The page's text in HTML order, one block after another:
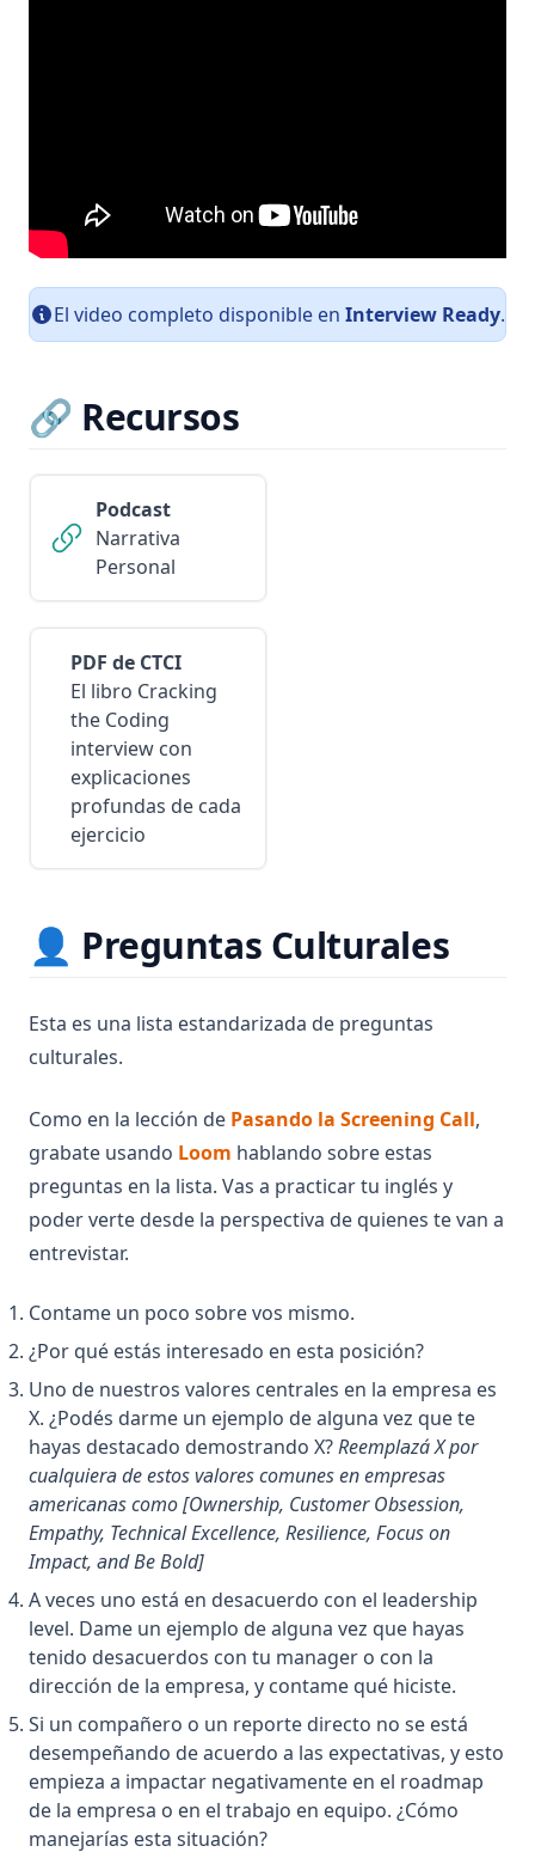
El video completo disponible en Interview Ready.
🔗 Recursos
Podcast
Narrativa
Personal
PDF de CTCI
El libro Cracking
the Coding
interview con
explicaciones
profundas de cada
ejercicio
👤 Preguntas Culturales
Esta es una lista estandarizada de preguntas
culturales.
Como en la lección de Pasando la Screening Call,
grabate usando Loom (opens in a new tab)
hablando sobre estas
preguntas en la lista. Vas a practicar tu inglés y
poder verte desde la perspectiva de quienes te van a
entrevistar.
Contame un poco sobre vos mismo.
¿Por qué estás interesado en esta posición?
Uno de nuestros valores centrales en la empresa es
X. ¿Podés darme un ejemplo de alguna vez que te
hayas destacado demostrando X?Reemplazá X por
cualquiera de estos valores comunes en empresas
americanas como [Ownership, Customer Obsession,
Empathy, Technical Excellence, Resilience, Focus on
Impact, and Be Bold]
A veces uno está en desacuerdo con el leadership
level. Dame un ejemplo de alguna vez que hayas
tenido desacuerdos con tu manager o con la
dirección de la empresa, y contame qué hiciste.
Si un compañero o un reporte directo no se está
desempeñando de acuerdo a las expectativas, y esto
empieza a impactar negativamente en el roadmap
de la empresa o en el trabajo en equipo. ¿Cómo
manejarías esta situación?